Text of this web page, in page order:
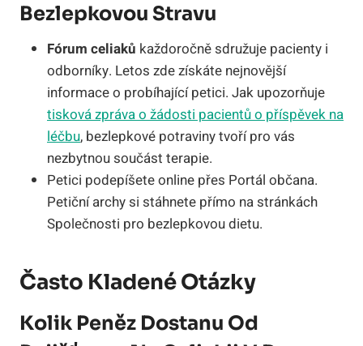
Bezlepkovou Stravu
Fórum celiaků každoročně sdružuje pacienty i
odborníky. Letos zde získáte nejnovější
informace o probíhající petici. Jak upozorňuje
tisková zpráva o žádosti pacientů o příspěvek na
léčbu, bezlepkové potraviny tvoří pro vás
nezbytnou součást terapie.
Petici podepíšete online přes Portál občana.
Petiční archy si stáhnete přímo na stránkách
Společnosti pro bezlepkovou dietu.
Často Kladené Otázky
Kolik Peněz Dostanu Od